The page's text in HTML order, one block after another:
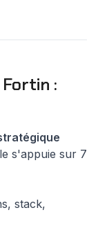
:
s'appuie sur 7
stack,